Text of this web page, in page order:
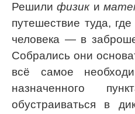
Решилифизики
путешествие туда,
человека — в
Собрались они
всё самое
назначенного
обустраиваться в